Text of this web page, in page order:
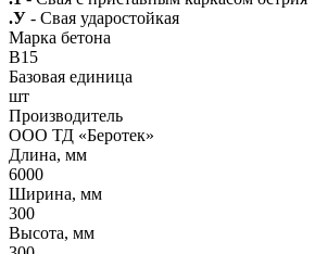
.У - Свая ударостойкая
Марка бетона
B15
Базовая единица
шт
Производитель
ООО ТД «Беротек»
Длина, мм
6000
Ширина, мм
300
Высота, мм